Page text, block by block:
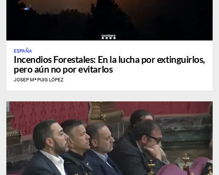
ESPAÑA
Incendios Forestales: En la lucha por extinguirlos,
pero aún no por evitarlos
JOSEP Mª PUIG LÓPEZ